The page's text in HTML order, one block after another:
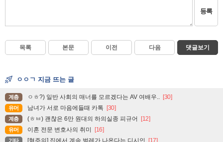
등록
목록 본문 이전 다음 댓글보기
ㅇㅇㄱ 지금 뜨는 글
계층 ㅇㅎ?) 일반 사회의 매너를 모르겠다는 AV 여배우.. [30]
유머 남녀가 서로 마음에들때 카톡 [30]
계층 (ㅎㅂ) 괜찮은 6만 원대의 하의실종 피규어 [12]
유머 이혼 전문 변호사의 취미 [16]
기타 [혐주의] 집에서 계속 벌레가 나온다는 디시인 [17]